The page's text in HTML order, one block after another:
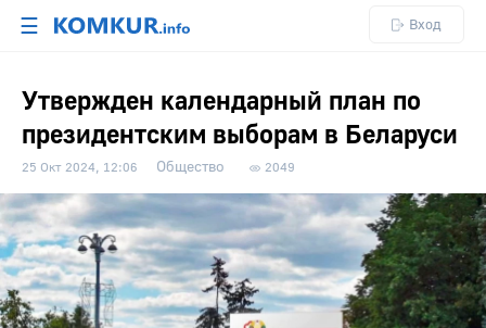
☰ Вход
Утвержден календарный план по
президентским выборам в Беларуси
25 Окт 2024, 12:06 Общество 2049